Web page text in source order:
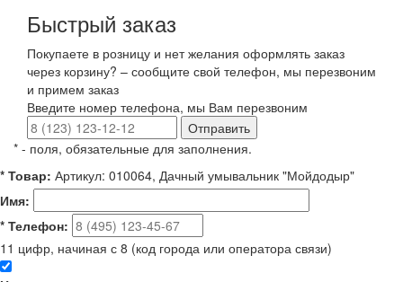
Быстрый заказ
Покупаете в розницу и нет желания оформлять заказ
через корзину? – сообщите свой телефон, мы перезвоним
и примем заказ
Введите номер телефона, мы Вам перезвоним
Отправить
* - поля, обязательные для заполнения.
* Товар: Артикул: 010064, Дачный умывальник "Мойдодыр"
Имя:
* Телефон:
11 цифр, начиная с 8 (код города или оператора связи)